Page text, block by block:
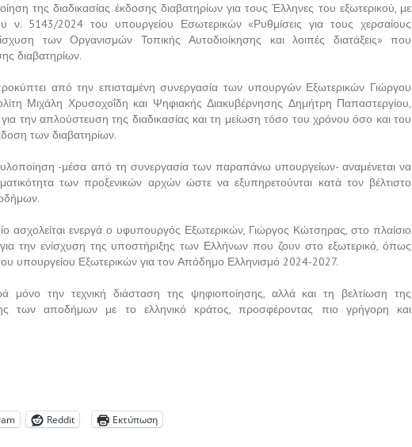
της διαδικασίας έκδοσης διαβατηρίων για τους Έλληνες του εξωτερικού, με
5143/2024 του υπουργείου Εσωτερικών «Ρυθμίσεις για τους χερσαίους
των Οργανισμών Τοπικής Αυτοδιοίκησης και λοιπές διατάξεις» που
διαβατηρίων.
από την επισταμένη συνεργασία των υπουργών Εξωτερικών Γιώργου
Μιχάλη Χρυσοχοΐδη και Ψηφιακής Διακυβέρνησης Δημήτρη Παπαστεργίου,
την απλούστευση της διαδικασίας και τη μείωση τόσο του χρόνου όσο και του
των διαβατηρίων.
-μέσα από τη συνεργασία των παραπάνω υπουργείων- αναμένεται να
των προξενικών αρχών ώστε να εξυπηρετούνται κατά τον βέλτιστο
ασχολείται ενεργά ο υφυπουργός Εξωτερικών, Γιώργος Κώτσηρας, στο πλαίσιο
την ενίσχυση της υποστήριξης των Ελλήνων που ζουν στο εξωτερικό, όπως
υπουργείου Εξωτερικών για τον Απόδημο Ελληνισμό 2024-2027.
την τεχνική διάσταση της ψηφιοποίησης, αλλά και τη βελτίωση της
των αποδήμων με το ελληνικό κράτος, προσφέροντας πιο γρήγορη και
Reddit Εκτύπωση